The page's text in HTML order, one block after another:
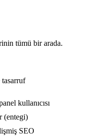
tümü bir arada.
tasarruf
kullanıcısı
(entegi)
SEO